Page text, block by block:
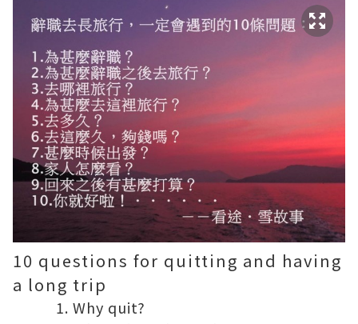
10 questions for quitting and having
a long trip
Why quit?